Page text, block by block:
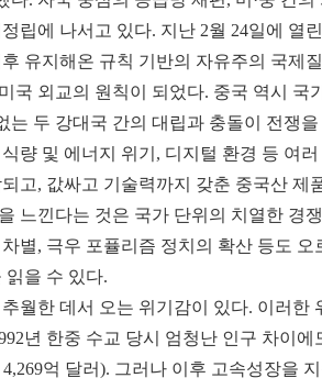
립에 나서고 있다. 지난 2월 24일에
유지해온 규칙 기반의 자유주의 국
국 외교의 원칙이 되었다. 중국 역시
두 강대국 간의 대립과 충돌이 전쟁
량 및 에너지 위기, 디지털 환경 등 여
고, 값싸고 기술력까지 갖춘 중국산
느낀다는 것은 국가 단위의 치열한 경
별, 극우 포퓰리즘 정치의 확산 등도
읽을 수 있다.
월한 데서 오는 위기감이 있다. 이러
년 한중 수교 당시 엄청난 인구 차이
억 달러). 그러나 이후 고속성장을